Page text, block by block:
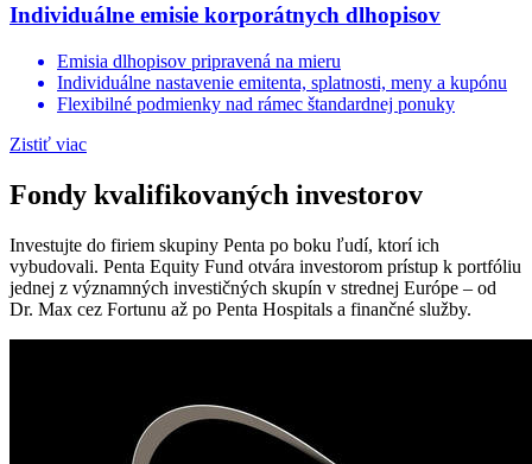
Individuálne emisie korporátnych dlhopisov
Emisia dlhopisov pripravená na mieru
Individuálne nastavenie emitenta, splatnosti, meny a kupónu
Flexibilné podmienky nad rámec štandardnej ponuky
Zistiť viac
Fondy kvalifikovaných investorov
Investujte do firiem skupiny Penta po boku ľudí, ktorí ich
vybudovali. Penta Equity Fund otvára investorom prístup k portfóliu
jednej z významných investičných skupín v strednej Európe – od
Dr. Max cez Fortunu až po Penta Hospitals a finančné služby.